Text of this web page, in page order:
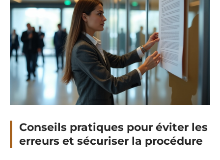
Conseils pratiques pour éviter les
erreurs et sécuriser la procédure